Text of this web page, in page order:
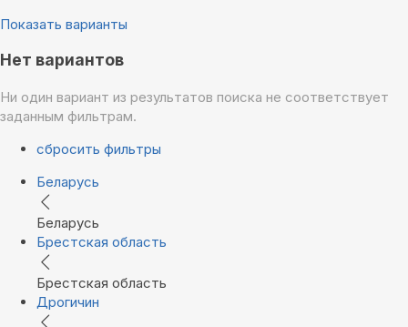
Показать варианты
Нет вариантов
Ни один вариант из результатов поиска не соответствует
заданным фильтрам.
сбросить фильтры
Беларусь
Беларусь
Брестская область
Брестская область
Дрогичин